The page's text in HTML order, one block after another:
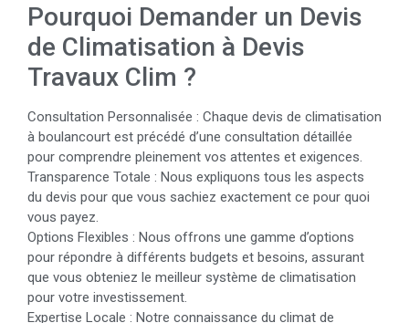
Pourquoi Demander un Devis
de Climatisation à Devis
Travaux Clim ?
Consultation Personnalisée : Chaque devis de climatisation
à boulancourt est précédé d’une consultation détaillée
pour comprendre pleinement vos attentes et exigences.
Transparence Totale : Nous expliquons tous les aspects
du devis pour que vous sachiez exactement ce pour quoi
vous payez.
Options Flexibles : Nous offrons une gamme d’options
pour répondre à différents budgets et besoins, assurant
que vous obteniez le meilleur système de climatisation
pour votre investissement.
Expertise Locale : Notre connaissance du climat de